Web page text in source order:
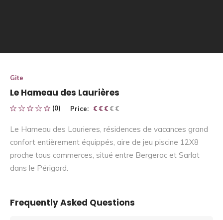
Gite
Le Hameau des Laurières
(0) Price: € € € € €
€ € €
Le Hameau des Laurieres, résidences de vacances grand
confort entièrement équippés, aire de jeu piscine 12X8
proche tous commerces, situé entre Bergerac et Sarlat
dans le Périgord.
Frequently Asked Questions